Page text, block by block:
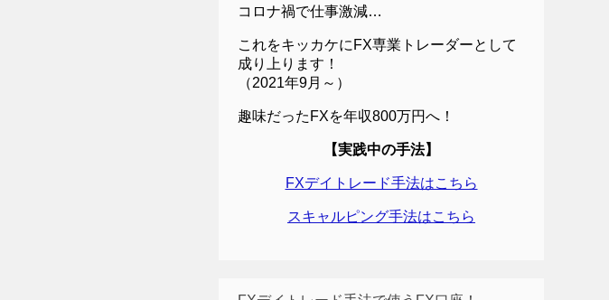
コロナ禍で仕事激減…
これをキッカケにFX専業トレーダーとして
成り上ります！
（2021年9月～）
趣味だったFXを年収800万円へ！
【実践中の手法】
FXデイトレード手法はこちら
スキャルピング手法はこちら